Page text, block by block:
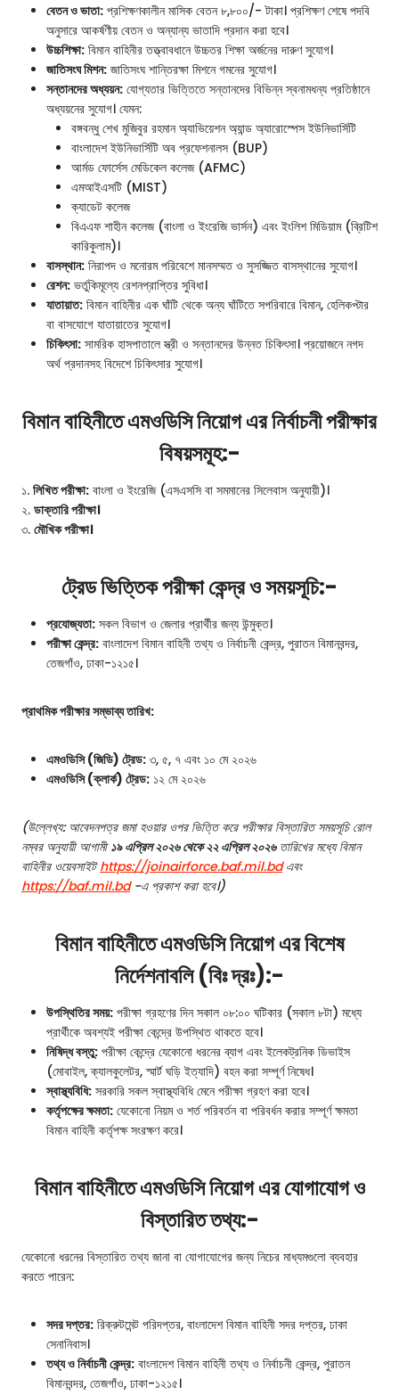
বেতন ও ভাতা: প্রশিক্ষণকালীন মাসিক বেতন ৮,৮০০/- টাকা। প্রশিক্ষণ শেষে পদবি
অনুসারে আকর্ষণীয় বেতন ও অন্যান্য ভাতাদি প্রদান করা হবে।
উচ্চশিক্ষা: বিমান বাহিনীর তত্ত্বাবধানে উচ্চতর শিক্ষা অর্জনের দারুণ সুযোগ।
জাতিসংঘ মিশন: জাতিসংঘ শান্তিরক্ষা মিশনে গমনের সুযোগ।
সন্তানদের অধ্যয়ন: যোগ্যতার ভিত্তিতে সন্তানদের বিভিন্ন স্বনামধন্য প্রতিষ্ঠানে
অধ্যয়নের সুযোগ। যেমন:
বঙ্গবন্ধু শেখ মুজিবুর রহমান অ্যাভিয়েশন অ্যান্ড অ্যারোস্পেস ইউনিভার্সিটি
বাংলাদেশ ইউনিভার্সিটি অব প্রফেশনালস (BUP)
আর্মড ফোর্সেস মেডিকেল কলেজ (AFMC)
এমআইএসটি (MIST)
ক্যাডেট কলেজ
বিএএফ শাহীন কলেজ (বাংলা ও ইংরেজি ভার্সন) এবং ইংলিশ মিডিয়াম (ব্রিটিশ
কারিকুলাম)।
বাসস্থান: নিরাপদ ও মনোরম পরিবেশে মানসম্মত ও সুসজ্জিত বাসস্থানের সুযোগ।
রেশন: ভর্তুকিমূল্যে রেশনপ্রাপ্তির সুবিধা।
যাতায়াত: বিমান বাহিনীর এক ঘাঁটি থেকে অন্য ঘাঁটিতে সপরিবারে বিমান, হেলিকপ্টার
বা বাসযোগে যাতায়াতের সুযোগ।
চিকিৎসা: সামরিক হাসপাতালে স্ত্রী ও সন্তানদের উন্নত চিকিৎসা। প্রয়োজনে নগদ
অর্থ প্রদানসহ বিদেশে চিকিৎসার সুযোগ।
বিমান বাহিনীতে এমওডিসি নিয়োগ এর নির্বাচনী পরীক্ষার
বিষয়সমূহ:-
১. লিখিত পরীক্ষা: বাংলা ও ইংরেজি (এসএসসি বা সমমানের সিলেবাস অনুযায়ী)।
২. ডাক্তারি পরীক্ষা।
৩. মৌখিক পরীক্ষা।
ট্রেড ভিত্তিক পরীক্ষা কেন্দ্র ও সময়সূচি:-
প্রযোজ্যতা: সকল বিভাগ ও জেলার প্রার্থীর জন্য উন্মুক্ত।
পরীক্ষা কেন্দ্র: বাংলাদেশ বিমান বাহিনী তথ্য ও নির্বাচনী কেন্দ্র, পুরাতন বিমানবন্দর,
তেজগাঁও, ঢাকা-১২১৫।
প্রাথমিক পরীক্ষার সম্ভাব্য তারিখ:
এমওডিসি (জিডি) ট্রেড: ৩, ৫, ৭ এবং ১০ মে ২০২৬
এমওডিসি (ক্লার্ক) ট্রেড: ১২ মে ২০২৬
(উল্লেখ্য: আবেদনপত্র জমা হওয়ার ওপর ভিত্তি করে পরীক্ষার বিস্তারিত সময়সূচি রোল
নম্বর অনুযায়ী আগামী১৯ এপ্রিল ২০২৬ থেকে ২২ এপ্রিল ২০২৬তারিখের মধ্যে বিমান
বাহিনীর ওয়েবসাইটhttps://joinairforce.baf.mil.bdএবং
https://baf.mil.bd-এ প্রকাশ করা হবে।)
বিমান বাহিনীতে এমওডিসি নিয়োগ এর বিশেষ
নির্দেশনাবলি (বিঃ দ্রঃ):-
উপস্থিতির সময়: পরীক্ষা গ্রহণের দিন সকাল ০৮:০০ ঘটিকার (সকাল ৮টা) মধ্যে
প্রার্থীকে অবশ্যই পরীক্ষা কেন্দ্রে উপস্থিত থাকতে হবে।
নিষিদ্ধ বস্তু: পরীক্ষা কেন্দ্রে যেকোনো ধরনের ব্যাগ এবং ইলেকট্রনিক ডিভাইস
(মোবাইল, ক্যালকুলেটর, স্মার্ট ঘড়ি ইত্যাদি) বহন করা সম্পূর্ণ নিষেধ।
স্বাস্থ্যবিধি: সরকারি সকল স্বাস্থ্যবিধি মেনে পরীক্ষা গ্রহণ করা হবে।
কর্তৃপক্ষের ক্ষমতা: যেকোনো নিয়ম ও শর্ত পরিবর্তন বা পরিবর্ধন করার সম্পূর্ণ ক্ষমতা
বিমান বাহিনী কর্তৃপক্ষ সংরক্ষণ করে।
বিমান বাহিনীতে এমওডিসি নিয়োগ এর যোগাযোগ ও
বিস্তারিত তথ্য:-
যেকোনো ধরনের বিস্তারিত তথ্য জানা বা যোগাযোগের জন্য নিচের মাধ্যমগুলো ব্যবহার
করতে পারেন:
সদর দপ্তর: রিক্রুটমেন্ট পরিদপ্তর, বাংলাদেশ বিমান বাহিনী সদর দপ্তর, ঢাকা
সেনানিবাস।
তথ্য ও নির্বাচনী কেন্দ্র: বাংলাদেশ বিমান বাহিনী তথ্য ও নির্বাচনী কেন্দ্র, পুরাতন
বিমানবন্দর, তেজগাঁও, ঢাকা-১২১৫।